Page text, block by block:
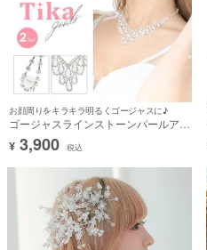
お顔周りをキラキラ明るくゴージャスに♪
ゴージャスラインストーンパールアク
セサリー2点セット [ネックレス＋ピ
アス]
¥ 3,900 税込